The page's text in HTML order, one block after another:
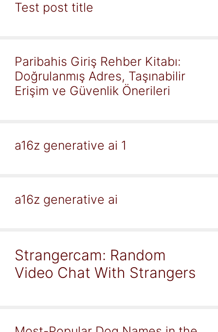
Test post title
Paribahis Giriş Rehber Kitabı:
Doğrulanmış Adres, Taşınabilir
Erişim ve Güvenlik Önerileri
a16z generative ai 1
a16z generative ai
Strangercam: Random
Video Chat With Strangers